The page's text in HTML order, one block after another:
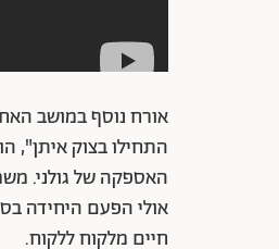
אורח נוסף במושב
התחילו בצוק איתן",
האספקה של גולני.
אולי הפעם היחידה
חיים מלקוח ללקוח.